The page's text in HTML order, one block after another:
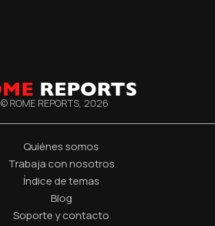
© ROME REPORTS, 2026
Quiénes somos
Trabaja con nosotros
Índice de temas
Blog
Soporte y contacto